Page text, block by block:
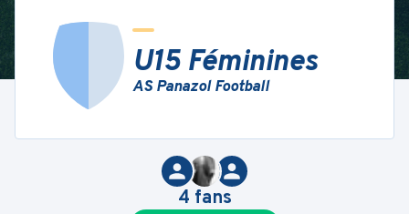
U15 Féminines
AS Panazol Football
4 fans